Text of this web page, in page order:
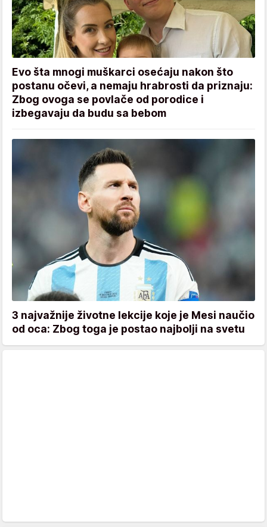
Evo šta mnogi muškarci osećaju nakon što
postanu očevi, a nemaju hrabrosti da priznaju:
Zbog ovoga se povlače od porodice i
izbegavaju da budu sa bebom
3 najvažnije životne lekcije koje je Mesi naučio
od oca: Zbog toga je postao najbolji na svetu